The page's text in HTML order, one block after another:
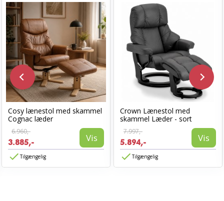
Cosy lænestol med skammel
Cognac læder
6.960,-
3.885,- Vis
Tilgængelig
Crown Lænestol med
skammel Læder - sort
7.997,-
5.894,- Vis
Tilgængelig